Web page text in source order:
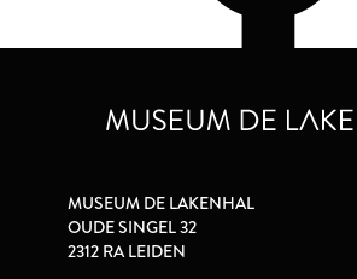
MUSEUM DE LAKENHAL
OUDE SINGEL 32
2312 RA LEIDEN